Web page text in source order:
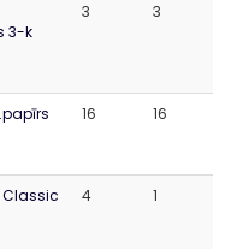
3-k
3 3
16 16
Classic
4 1